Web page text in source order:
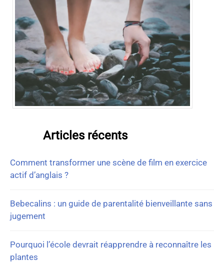
Articles récents
Comment transformer une scène de film en exercice
actif d’anglais ?
Bebecalins : un guide de parentalité bienveillante sans
jugement
Pourquoi l’école devrait réapprendre à reconnaître les
plantes